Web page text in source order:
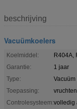
beschrijving
Vacuümkoelers
Koelmiddel:
R404A,
Garantie:
1 jaar
Type:
Toepassing:
Controlesysteem:volledig